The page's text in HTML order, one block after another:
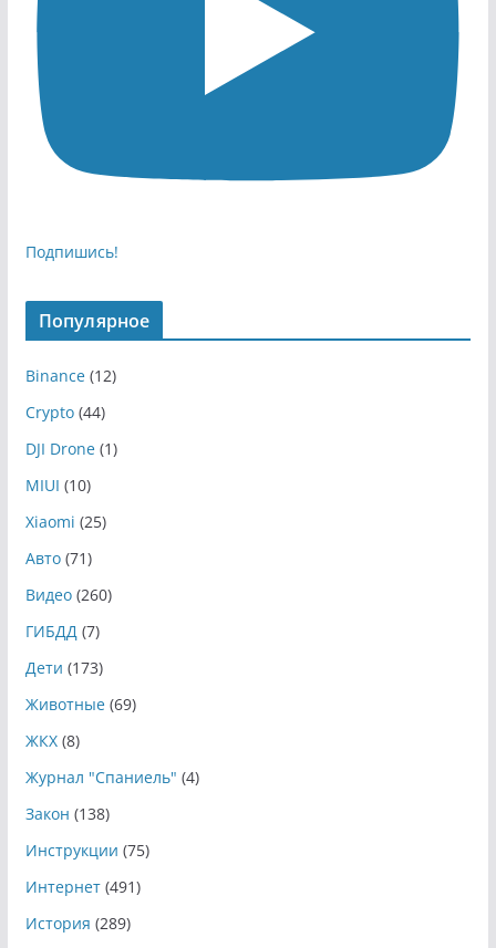
Подпишись!
Популярное
Binance(12)
Crypto(44)
DJI Drone(1)
MIUI (10)
Xiaomi (25)
Авто(71)
Видео(260)
ГИБДД(7)
Дети (173)
Животные(69)
ЖКХ(8)
Журнал "Спаниель" (4)
Закон (138)
Инструкции (75)
Интернет(491)
История (289)